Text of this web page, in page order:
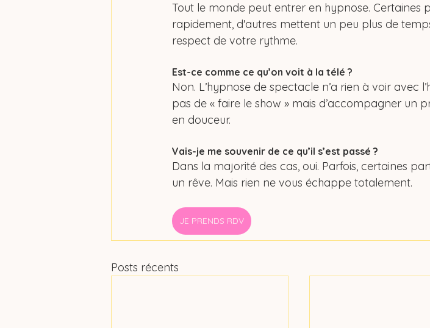
Tout le monde peut entrer en hypnose. Certaines
rapidement, d'autres mettent un peu plus de
respect de votre rythme.
Est-ce comme ce qu’on voit à la télé ?
Non. L’hypnose de spectacle n’a rien à voir avec
pas de « faire le show » mais d’accompagner un
en douceur.
Vais-je me souvenir de ce qu’il s’est passé ?
Dans la majorité des cas, oui. Parfois, certaines
un rêve. Mais rien ne vous échappe totalement.
JE PRENDS RDV
Posts récents